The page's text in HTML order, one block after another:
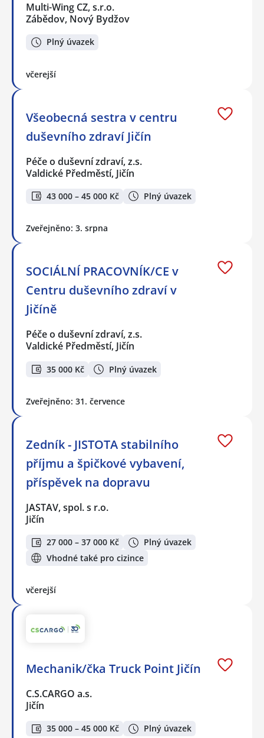
Multi-Wing CZ, s.r.o.
Zábědov, Nový Bydžov
Plný úvazek
včerejší
Všeobecná sestra v centru
duševního zdraví Jičín
Péče o duševní zdraví, z.s.
Valdické Předměstí, Jičín
43 000 – 45 000 Kč Plný úvazek
Zveřejněno: 3. srpna
SOCIÁLNÍ PRACOVNÍK/CE v
Centru duševního zdraví v
Jičíně
Péče o duševní zdraví, z.s.
Valdické Předměstí, Jičín
35 000 Kč Plný úvazek
Zveřejněno: 31. července
Zedník - JISTOTA stabilního
příjmu a špičkové vybavení,
příspěvek na dopravu
JASTAV, spol. s r.o.
Jičín
27 000 – 37 000 Kč
Plný úvazek
Vhodné také pro cizince
včerejší
Mechanik/čka Truck Point Jičín
C.S.CARGO a.s.
Jičín
35 000 – 45 000 Kč Plný úvazek